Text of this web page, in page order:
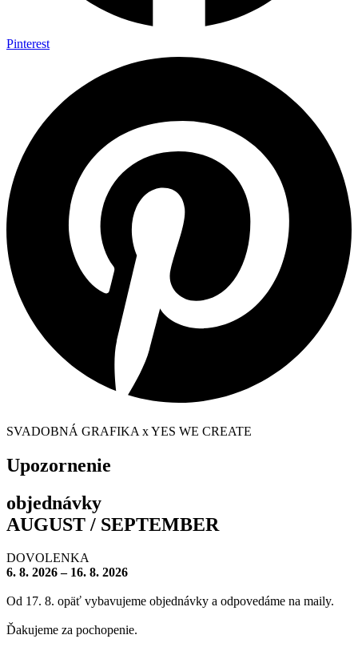
Pinterest
SVADOBNÁ GRAFIKA x YES WE CREATE
Upozornenie
objednávky
AUGUST / SEPTEMBER
DOVOLENKA
6. 8. 2026 – 16. 8. 2026
Od 17. 8. opäť vybavujeme objednávky a odpovedáme na maily.
Ďakujeme za pochopenie.